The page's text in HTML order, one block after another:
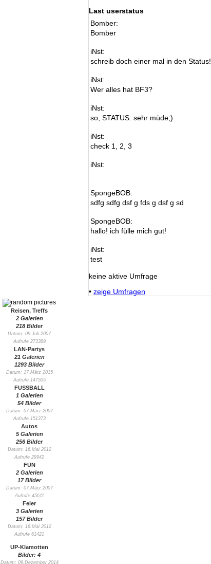
Last userstatus
Bomber:
Bomber
iNst:
schreib doch einer mal in den Status!
iNst:
Wer alles hat BF3?
iNst:
so, STATUS: sehr müde;)
iNst:
check 1, 2, 3
iNst:
SpongeBOB:
sdfg sdfg dsf g fds g dsf g sd
SpongeBOB:
hallo! ich fülle mich gut!
iNst:
test
keine aktive Umfrage
• zeige Umfragen
Reisen, Treffs
2 Galerien
218 Bilder
Datum: 09.Juli 2007
Aufrufe 273389
LAN-Partys
21 Galerien
1293 Bilder
Datum: 17.März 2015
Aufrufe 147505
FUSSBALL
1 Galerien
54 Bilder
Datum: 07.März 2007
Aufrufe 151373
Autos
5 Galerien
256 Bilder
Datum: 16.Mai 2012
Aufrufe 29942
FUN
2 Galerien
17 Bilder
Datum: 07.März 2007
Aufrufe 45611
Feier
3 Galerien
157 Bilder
Datum: 16.Mai 2012
Aufrufe 61421
UP-Klamotten
Bilder: 4
Datum: 09.Dezember 2014